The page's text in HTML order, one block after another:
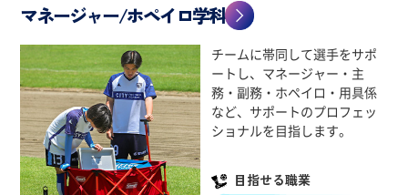
マネージャー/ホペイロ学科
チームに帯同して選手をサポ
ートし、マネージャー・主
務・副務・ホペイロ・用具係
など、サポートのプロフェッ
ショナルを目指します。
目指せる職業